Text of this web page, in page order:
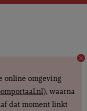
online omgeving
), waarna
dat moment linkt